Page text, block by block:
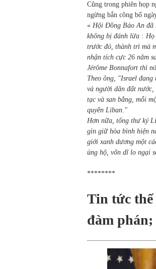
Cũng trong phiên họp
ngừng bắn công bố
« Hội Đồng Bảo An đã
không bị đánh lừa : Họ
trước đó, thành trì mà
nhận tích cực 26 năm
Jérôme Bonnafort thì
Theo ông, "Israel
và người dân đất
tạc và san bằng, mỗi
quyền Liban."
Hơn nữa, tổng thư ký
gìn giữ hòa bình hiện
giới xanh dương một
ủng hộ, vốn dĩ lo ngại
********
Tin tức
đàm